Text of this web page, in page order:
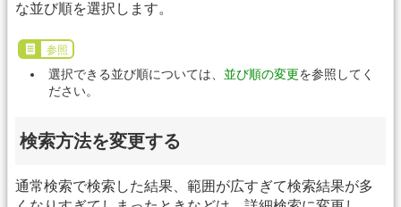
な並び順を選択します。
参照
選択できる並び順については、 並び順の変更を参照してく
ださい。
検索方法を変更する
通常検索で検索した結果、範囲が広すぎて検索結果が多